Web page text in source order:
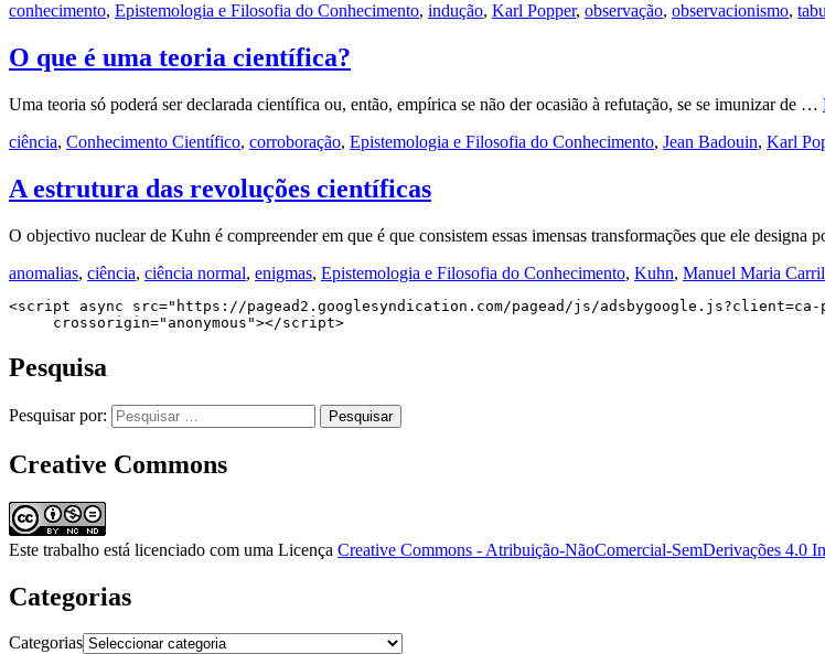
conhecimento, Epistemologia e Filosofia do Conhecimento, indução, Karl Popper, observação, observacionismo,
O que é uma teoria científica?
Uma teoria só poderá ser declarada científica ou, então, empírica se não der ocasião à refutação, se se imunizar de …
ciência, Conhecimento Científico, corroboração, Epistemologia e Filosofia do Conhecimento, Jean Badouin, Karl
A estrutura das revoluções científicas
O objectivo nuclear de Kuhn é compreender em que é que consistem essas imensas transformações que ele designa
anomalias, ciência, ciência normal, enigmas, Epistemologia e Filosofia do Conhecimento, Kuhn, Manuel Maria
<script async src="https://pagead2.googlesyndication.com/pagead/js/adsbygoogle.js?client=ca-
     crossorigin="anonymous"></script>
Pesquisa
Pesquisar por:
Creative Commons
Este trabalho está licenciado com uma Licença Creative Commons - Atribuição-NãoComercial-SemDerivações 4.0
Categorias
Categorias